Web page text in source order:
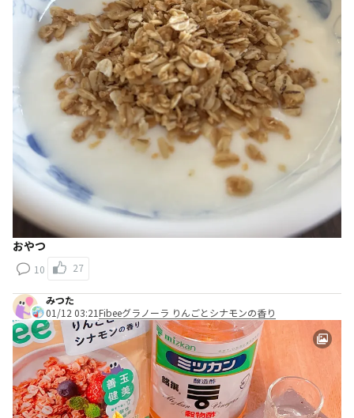
おやつ
10 27
みつた
01/12 03:21Fibeeグラノーラ りんごとシナモンの香り